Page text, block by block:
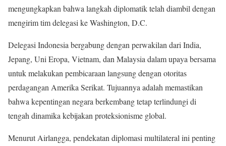
mengungkapkan bahwa langkah diplomatik telah diambil dengan
mengirim tim delegasi ke Washington, D.C.
Delegasi Indonesia bergabung dengan perwakilan dari India,
Jepang, Uni Eropa, Vietnam, dan Malaysia dalam upaya bersama
untuk melakukan pembicaraan langsung dengan otoritas
perdagangan Amerika Serikat. Tujuannya adalah memastikan
bahwa kepentingan negara berkembang tetap terlindungi di
tengah dinamika kebijakan proteksionisme global.
Menurut Airlangga, pendekatan diplomasi multilateral ini penting